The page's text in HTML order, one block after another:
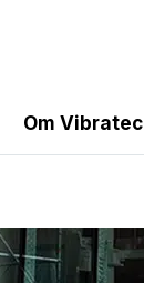
Om Vibratec